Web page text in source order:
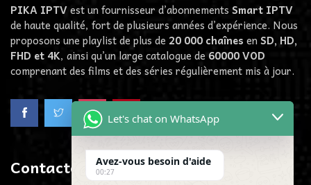
PIKA IPTVest un fournisseur d’abonnements Smart IPTV
de haute qualité, fort de plusieurs années d’expérience. Nous
proposons une playlist de plus de 20 000 chaînes en SD, HD,
FHD et 4K, ainsi qu’un large catalogue de 60000VOD
comprenant des films et des séries régulièrement mis à jour.
Contactez-Nous
Let's chat on WhatsApp
Avez-vous besoin d'aide
00:27